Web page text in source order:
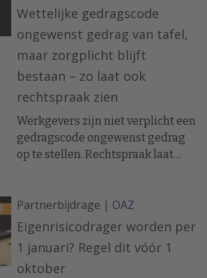
verplicht zijn de risico's in de RI&E
op te nemen en passende
maatregelen te treffen.
Wettelijke gedragscode
ongewenst gedrag van tafel,
maar zorgplicht blijft
bestaan – zo laat ook
rechtspraak zien
Werkgevers zijn niet verplicht een
gedragscode ongewenst gedrag
op te stellen. Rechtspraak laat
worden gehandeld.
Partnerbijdrage | OAZ
Eigenrisicodrager worden per
1 januari? Regel dit vóór 1
oktober